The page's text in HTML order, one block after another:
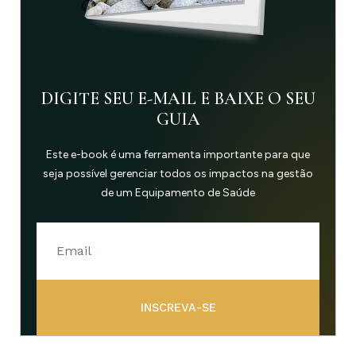
DIGITE SEU E-MAIL E BAIXE O SEU
GUIA
Este e-book é uma ferramenta importante para que
seja possível gerenciar todos os impactos na gestão
de um Equipamento de Saúde
INSCREVA-SE